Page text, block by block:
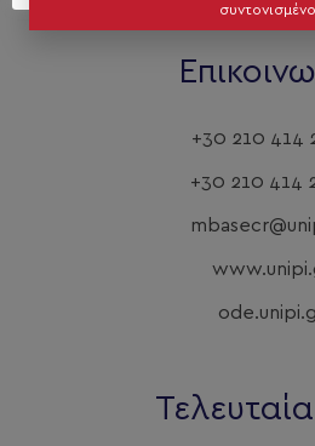
+30 210 414
+30 210 414